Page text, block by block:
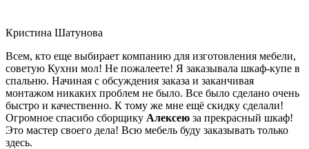
Кристина Шатунова
Всем, кто еще выбирает компанию для изготовления мебели,
советую Кухни мол! Не пожалеете! Я заказывала шкаф-купе в
спальню. Начиная с обсуждения заказа и заканчивая
монтажом никаких проблем не было. Все было сделано очень
быстро и качественно. К тому же мне ещё скидку сделали!
Огромное спасибо сборщику Алексею за прекрасный шкаф!
Это мастер своего дела! Всю мебель буду заказывать только
здесь.